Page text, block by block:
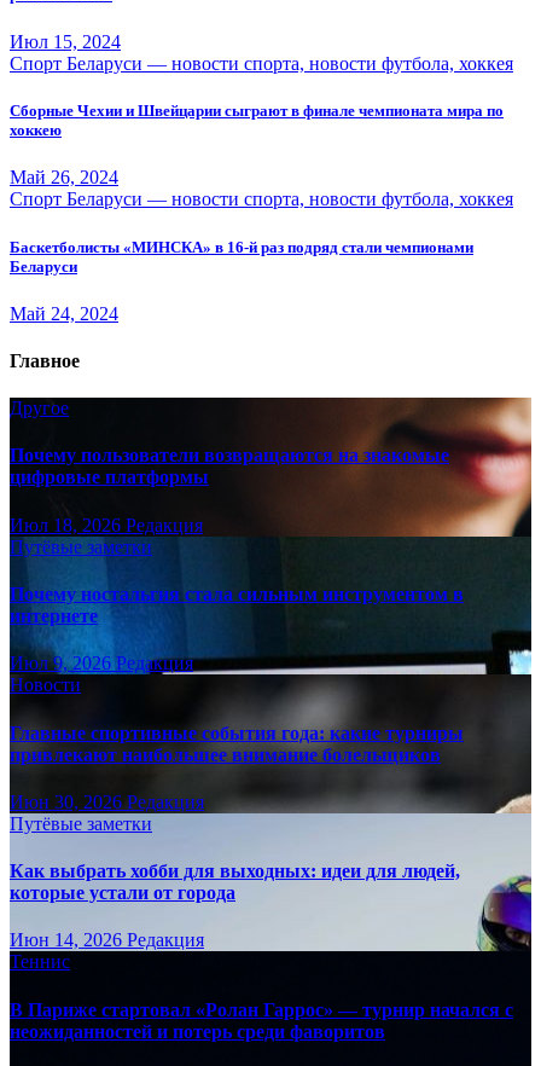
Июл 15, 2024
Спорт Беларуси — новости спорта, новости футбола, хоккея
Сборные Чехии и Швейцарии сыграют в финале чемпионата мира по
хоккею
Май 26, 2024
Спорт Беларуси — новости спорта, новости футбола, хоккея
Баскетболисты «МИНСКА» в 16-й раз подряд стали чемпионами
Беларуси
Май 24, 2024
Главное
Другое
Почему пользователи возвращаются на знакомые
цифровые платформы
Июл 18, 2026 Редакция
Путёвые заметки
Почему ностальгия стала сильным инструментом в
интернете
Июл 9, 2026 Редакция
Новости
Главные спортивные события года: какие турниры
привлекают наибольшее внимание болельщиков
Июн 30, 2026 Редакция
Путёвые заметки
Как выбрать хобби для выходных: идеи для людей,
которые устали от города
Июн 14, 2026 Редакция
Теннис
В Париже стартовал «Ролан Гаррос» — турнир начался с
неожиданностей и потерь среди фаворитов